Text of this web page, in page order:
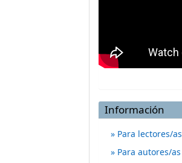
Información
Para lectores/as
Para autores/as